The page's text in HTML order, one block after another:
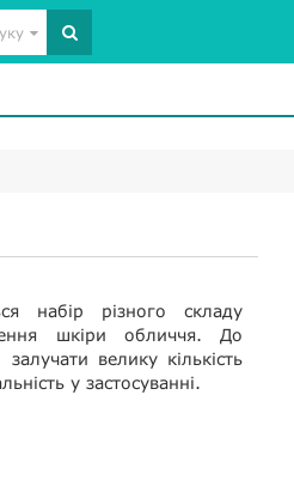
набір різного складу
шкіри обличчя. До
велику кількість
у застосуванні.